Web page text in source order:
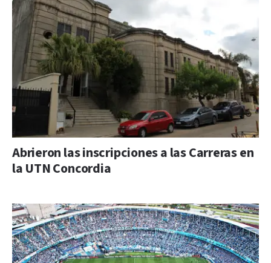
Abrieron las inscripciones a las Carreras en
la UTN Concordia